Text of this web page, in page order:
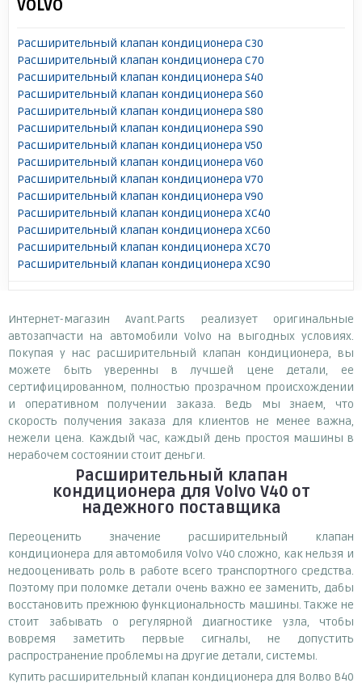
VOLVO
Расширительный клапан кондиционера C30
Расширительный клапан кондиционера C70
Расширительный клапан кондиционера S40
Расширительный клапан кондиционера S60
Расширительный клапан кондиционера S80
Расширительный клапан кондиционера S90
Расширительный клапан кондиционера V50
Расширительный клапан кондиционера V60
Расширительный клапан кондиционера V70
Расширительный клапан кондиционера V90
Расширительный клапан кондиционера XC40
Расширительный клапан кондиционера XC60
Расширительный клапан кондиционера XC70
Расширительный клапан кондиционера XC90
Интернет-магазин Avant.Parts реализует оригинальные
автозапчасти на автомобили Volvo на выгодных условиях.
Покупая у нас расширительный клапан кондиционера, вы
можете быть уверенны в лучшей цене детали, ее
сертифицированном, полностью прозрачном происхождении
и оперативном получении заказа. Ведь мы знаем, что
скорость получения заказа для клиентов не менее важна,
нежели цена. Каждый час, каждый день простоя машины в
нерабочем состоянии стоит деньги.
Расширительный клапан
кондиционера для Volvo V40от
надежного поставщика
Переоценить значение расширительный клапан
кондиционера для автомобиля Volvo V40 сложно, как нельзя и
недооценивать роль в работе всего транспортного средства.
Поэтому при поломке детали очень важно ее заменить, дабы
восстановить прежнюю функциональность машины. Также не
стоит забывать о регулярной диагностике узла, чтобы
вовремя заметить первые сигналы, не допустить
распространение проблемы на другие детали, системы.
Купить расширительный клапан кондиционера для Волво В40